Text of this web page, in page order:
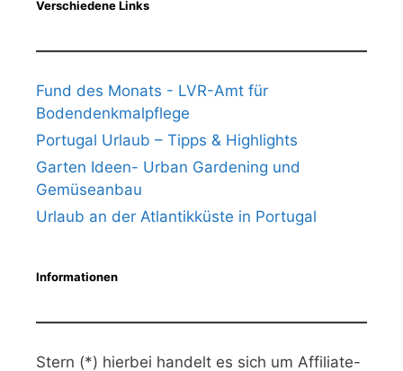
Verschiedene Links
Fund des Monats - LVR-Amt für
Bodendenkmalpflege
Portugal Urlaub – Tipps & Highlights
Garten Ideen- Urban Gardening und
Gemüseanbau
Urlaub an der Atlantikküste in Portugal
Informationen
Stern (*) hierbei handelt es sich um Affiliate-